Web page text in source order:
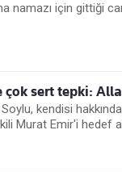
namazı için gittiği
sert tepki:
kendisi
Murat Emir'i hedef